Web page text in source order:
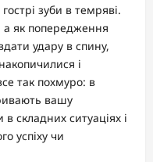
зуби в темряві.
а як попередження
удару в спину,
і
так похмуро: в
вашу
складних ситуаціях і
успіху чи